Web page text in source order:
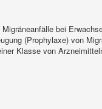
bei
(Prophylaxe) von
Klasse von